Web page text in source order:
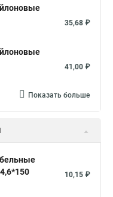
Хорошие стяжки
труба
100шт черные
для стяжки купить
35,68 ₽
41,00 ₽
Показать больше
10,15 ₽